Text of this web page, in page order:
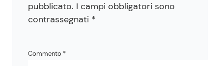
pubblicato. I campi obbligatori sono
contrassegnati *
Commento *